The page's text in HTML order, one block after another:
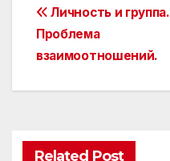
Post
navigation
Личность и группа.
Проблема
взаимоотношений.
Related Post